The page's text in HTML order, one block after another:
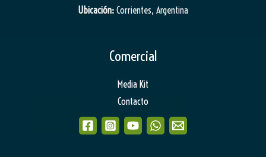
Ubicación: Corrientes, Argentina
Comercial
Media Kit
Contacto